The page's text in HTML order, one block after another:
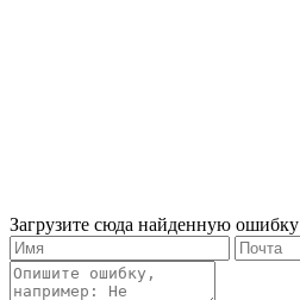
Загрузите сюда найденную ошибку